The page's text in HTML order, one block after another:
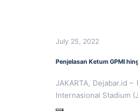
July 25, 2022
Penjelasan Ketum GPMI
JAKARTA, Dejabar.id
Internasional Stadium